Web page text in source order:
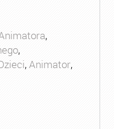
,
,
,Animator,